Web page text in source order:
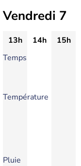
Vendredi 7
13h 14h 15h
Temps
Température
Pluie